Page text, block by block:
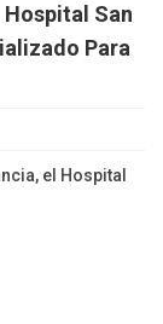
Hospital San
Para
el Hospital